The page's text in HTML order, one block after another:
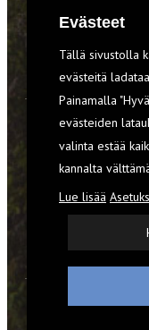
Evästeet
Tällä sivustolla
evästeitä
Painamalla
evästeiden
valinta estää
kannalta
Lue lisää